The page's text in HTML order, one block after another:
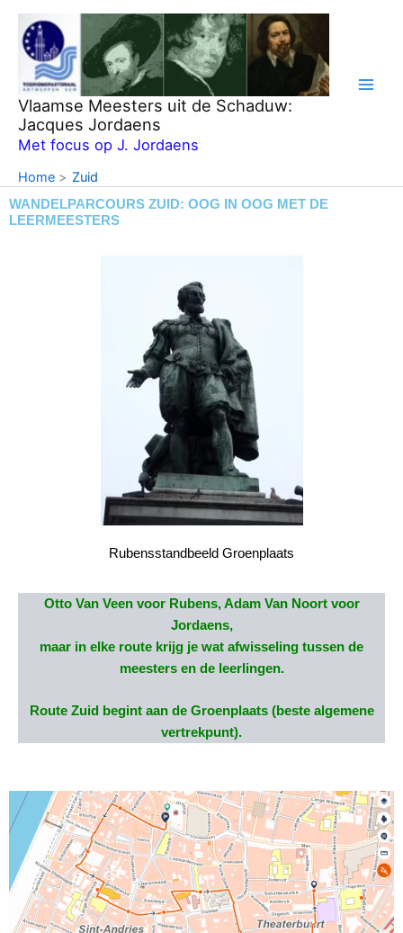
naar
inhoud
Vlaamse Meesters uit de Schaduw:
Jacques Jordaens
Met focus op J. Jordaens
Home Zuid
WANDELPARCOURS ZUID: OOG IN OOG MET DE
LEERMEESTERS
Rubensstandbeeld Groenplaats
Otto Van Veen voor Rubens, Adam Van Noort voor
Jordaens,
maar in elke route krijg je wat afwisseling tussen de
meesters en de leerlingen.
Route Zuid begint aan de Groenplaats (beste algemene
vertrekpunt).